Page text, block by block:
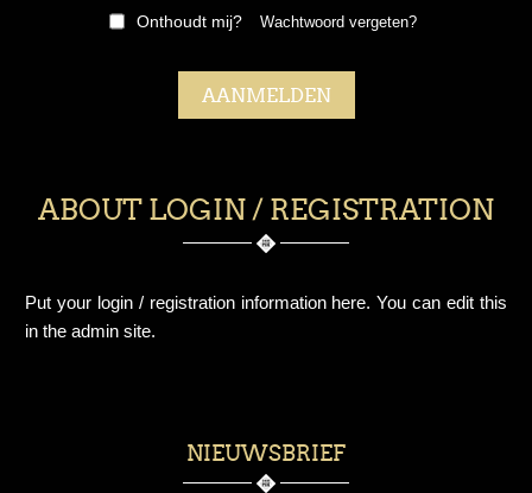
Onthoudt mij? Wachtwoord vergeten?
ABOUT LOGIN / REGISTRATION
Put your login / registration information here. You can edit this
in the admin site.
NIEUWSBRIEF